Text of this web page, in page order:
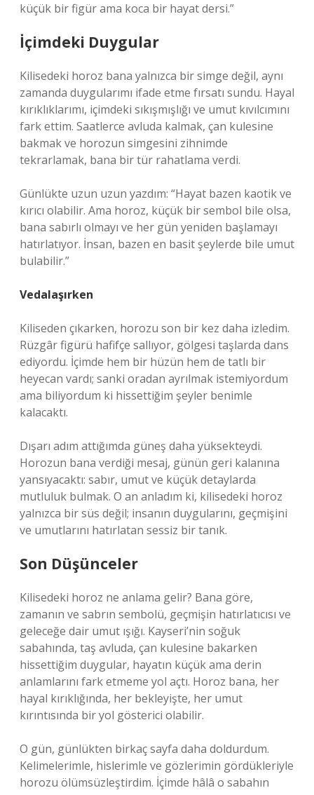
küçük bir figür ama koca bir hayat dersi.”
İçimdeki Duygular
Kilisedeki horoz bana yalnızca bir simge değil, aynı
zamanda duygularımı ifade etme fırsatı sundu. Hayal
kırıklıklarımı, içimdeki sıkışmışlığı ve umut kıvılcımını
fark ettim. Saatlerce avluda kalmak, çan kulesine
bakmak ve horozun simgesini zihnimde
tekrarlamak, bana bir tür rahatlama verdi.
Günlükte uzun uzun yazdım: “Hayat bazen kaotik ve
kırıcı olabilir. Ama horoz, küçük bir sembol bile olsa,
bana sabırlı olmayı ve her gün yeniden başlamayı
hatırlatıyor. İnsan, bazen en basit şeylerde bile umut
bulabilir.”
Vedalaşırken
Kiliseden çıkarken, horozu son bir kez daha izledim.
Rüzgâr figürü hafifçe sallıyor, gölgesi taşlarda dans
ediyordu. İçimde hem bir hüzün hem de tatlı bir
heyecan vardı; sanki oradan ayrılmak istemiyordum
ama biliyordum ki hissettiğim şeyler benimle
kalacaktı.
Dışarı adım attığımda güneş daha yüksekteydi.
Horozun bana verdiği mesaj, günün geri kalanına
yansıyacaktı: sabır, umut ve küçük detaylarda
mutluluk bulmak. O an anladım ki, kilisedeki horoz
yalnızca bir süs değil; insanın duygularını, geçmişini
ve umutlarını hatırlatan sessiz bir tanık.
Son Düşünceler
Kilisedeki horoz ne anlama gelir? Bana göre,
zamanın ve sabrın sembolü, geçmişin hatırlatıcısı ve
geleceğe dair umut ışığı. Kayseri’nin soğuk
sabahında, taş avluda, çan kulesine bakarken
hissettiğim duygular, hayatın küçük ama derin
anlamlarını fark etmeme yol açtı. Horoz bana, her
hayal kırıklığında, her bekleyişte, her umut
kırıntısında bir yol gösterici olabilir.
O gün, günlükten birkaç sayfa daha doldurdum.
Kelimelerimle, hislerimle ve gözlerimin gördükleriyle
horozu ölümsüzleştirdim. İçimde hâlâ o sabahın